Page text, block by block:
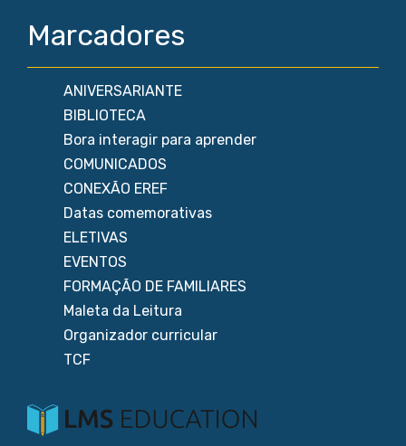
Marcadores
ANIVERSARIANTE
BIBLIOTECA
Bora interagir para aprender
COMUNICADOS
CONEXÃO EREF
Datas comemorativas
ELETIVAS
EVENTOS
FORMAÇÃO DE FAMILIARES
Maleta da Leitura
Organizador curricular
TCF